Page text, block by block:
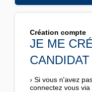
JE ME
CANDIDAT
› Si vous n'avez
connectez vous via
Création compte